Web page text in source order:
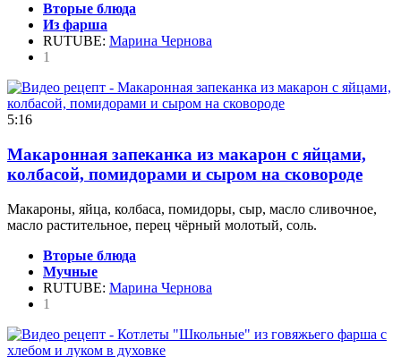
Вторые блюда
Из фарша
RUTUBE: Марина Чернова
1
5:16
Макаронная запеканка из макарон с яйцами,
колбасой, помидорами и сыром на сковороде
Макароны, яйца, колбаса, помидоры, сыр, масло сливочное,
масло растительное, перец чёрный молотый, соль.
Вторые блюда
Мучные
RUTUBE: Марина Чернова
1